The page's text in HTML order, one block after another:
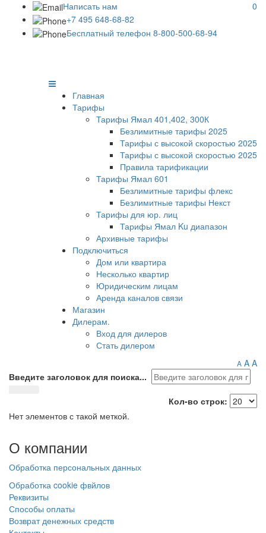
Написать нам
+7 495 648-68-82
Бесплатный телефон 8-800-500-68-94
0
Главная
Тарифы
Тарифы Ямал 401,402, 300К
Безлимитные тарифы 2025
Тарифы с высокой скоростью 2025
Тарифы с высокой скоростью 2025
Правила тарификации
Тарифы Ямал 601
Безлимитные тарифы флекс
Безлимитные тарифы Некст
Тарифы для юр. лиц
Тарифы Ямал Ku диапазон
Архивные тарифы
Подключиться
Дом или квартира
Несколько квартир
Юридическим лицам
Аренда каналов связи
Магазин
Дилерам.
Вход для дилеров
Стать дилером
A A A
Введите заголовок для поиска...
Кол-во строк:
Нет элементов с такой меткой.
О компании
Обработка персональных данных
Обработка cookie фвйлов
Реквизиты
Способы оплаты
Возврат денежных средств